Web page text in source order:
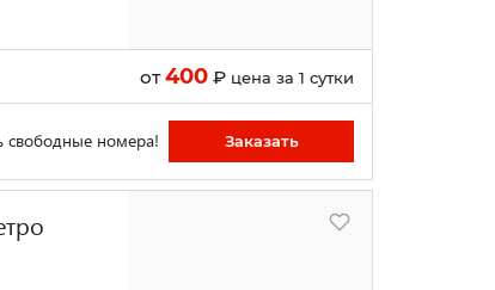
от400₽ цена за 1 сутки
свободные номера! Заказать